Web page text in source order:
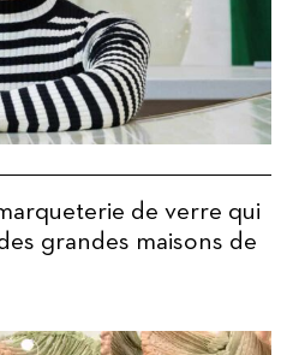
de verre qui
grandes maisons de